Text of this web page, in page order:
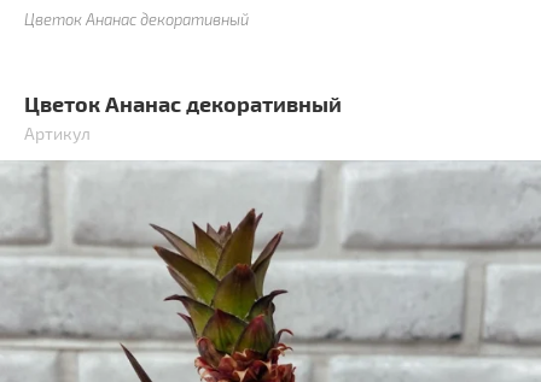
Цветок Ананас декоративный
Цветок Ананас декоративный
Артикул